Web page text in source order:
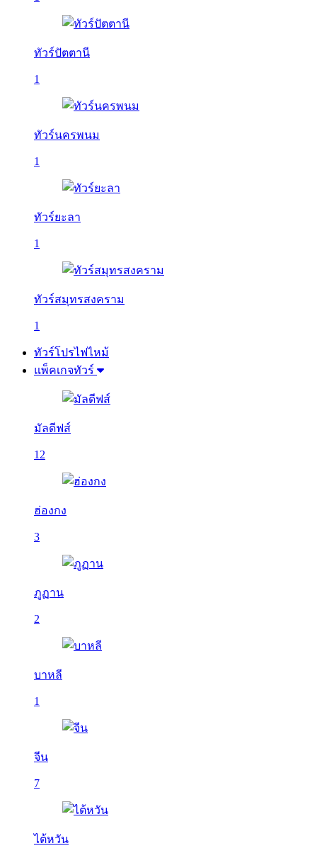
ทัวร์ปัตตานี
1
ทัวร์นครพนม
1
ทัวร์ยะลา
1
ทัวร์สมุทรสงคราม
1
ทัวร์โปรไฟไหม้
แพ็คเกจทัวร์
มัลดีฟส์
12
ฮ่องกง
3
ภูฏาน
2
บาหลี
1
จีน
7
ไต้หวัน